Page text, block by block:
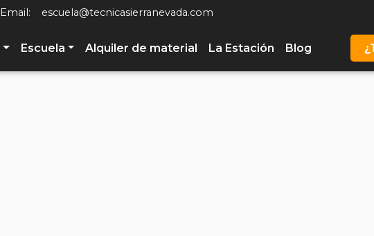
Email: escuela@tecnicasierranevada.com
Escuela Alquiler de material La Estación Blog